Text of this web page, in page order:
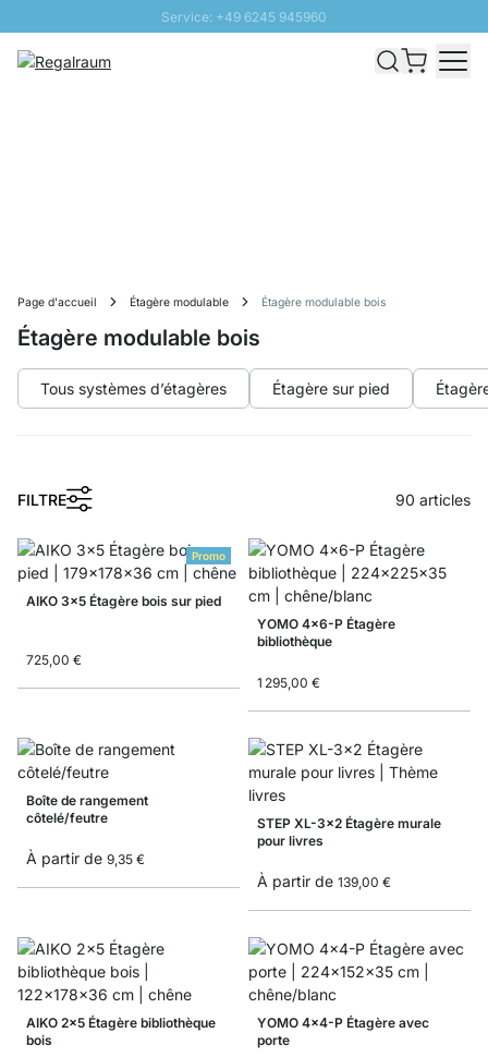
Service: +49 6245 945960
Livraison rapide - Livraison gratuite dès 100€
Page d'accueil Étagère modulable Étagère modulable bois
Étagère modulable bois
Tous systèmes d’étagères Étagère sur pied
FILTRE 90 articles
Promo
AIKO 3x5 Étagère bois sur pied
725,00 €
YOMO 4x6-P Étagère
bibliothèque
1 295,00 €
Boîte de rangement
côtelé/feutre
À partir de 9,35 €
STEP XL-3x2 Étagère murale
pour livres
À partir de 139,00 €
AIKO 2x5 Étagère bibliothèque
bois
YOMO 4x4-P Étagère avec
porte